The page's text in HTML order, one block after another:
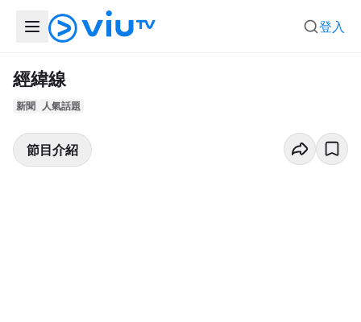
登入
經緯線
新聞 人氣話題
節目介紹